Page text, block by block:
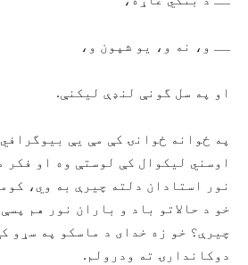
ــ و، نه و، یو شپون و،
او په سل گونې لنډې لیکنې.
په ځوانه ځوانۍ کې مې یې
اوسني لیکوال کې لوستې وه او فکر
نور استادان دلته چیرې به وي،
خو د حالاتو باد و باران نور هم
چیرې؟ خو زه خدای د ماسکو په سړو
دوکاندارۍ ته ودرولم.